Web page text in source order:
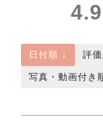
日付順 ↓ 評
写真・動画付き